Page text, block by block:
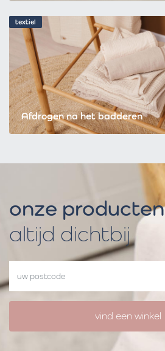
textiel
Afdrogen na het badderen
onze producten
altijd dichtbij
vind een winkel